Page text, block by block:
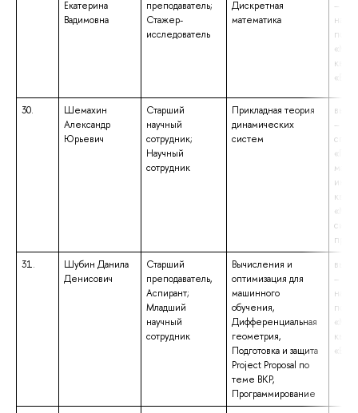
Екатерина
Вадимовна
преподаватель;
Стажер-
исследователь
Дискретная
математика
–
30.
Шемахин
Александр
Юрьевич
Старший
научный
сотрудник;
Научный
сотрудник
Прикладная теория
динамических
систем
–
31.
Шубин Данила
Денисович
Старший
преподаватель,
Аспирант;
Младший
научный
сотрудник
Вычисления и
оптимизация для
машинного
обучения,
Дифференциальная
геометрия,
Подготовка и защита
Project Proposal по
теме ВКР,
Программирование
–